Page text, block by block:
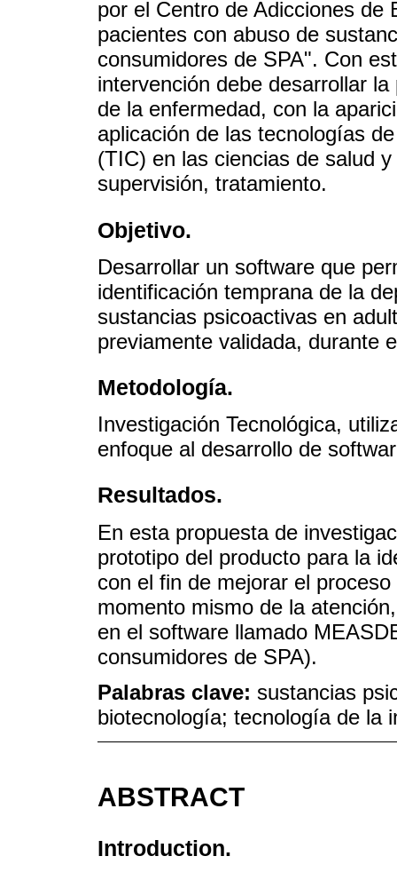
por el Centro de Adicciones de
pacientes con abuso de
consumidores de SPA". Con
intervención debe desarrollar
de la enfermedad, con la
aplicación de las tecnologías
(TIC) en las ciencias de salud
supervisión, tratamiento.
Objetivo.
Desarrollar un software que
identificación temprana de la
sustancias psicoactivas en
previamente validada, durante
Metodología.
Investigación Tecnológica,
enfoque al desarrollo de
Resultados.
En esta propuesta de
prototipo del producto para la
con el fin de mejorar el
momento mismo de la
en el software llamado
consumidores de SPA).
Palabras clave: sustancias
biotecnología; tecnología de la
ABSTRACT
Introduction.